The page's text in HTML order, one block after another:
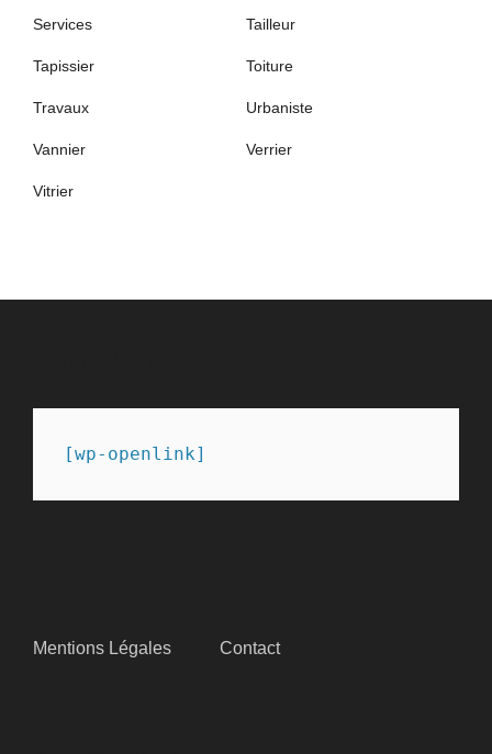
Services Tailleur
Tapissier Toiture
Travaux Urbaniste
Vannier Verrier
Vitrier
[wp-openlink]
Mentions Légales Contact